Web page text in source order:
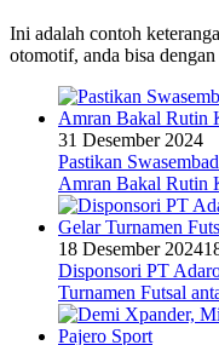
Ini adalah contoh
otomotif, anda bisa
31 Desember 2024
Pastikan
Amran Bakal Rutin
18 Desember 2024
Disponsori PT
Turnamen Futsal